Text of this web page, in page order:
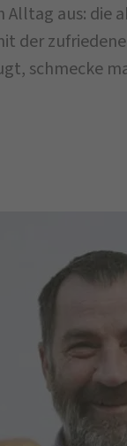
Alltag aus: die
der
schmecke